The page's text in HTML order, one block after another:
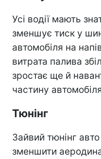
Усі водії мають
зменшує тиск у
автомобіля на
витрата палива
зростає ще й
частину
Тюнінг
Зайвий тюнінг
зменшити